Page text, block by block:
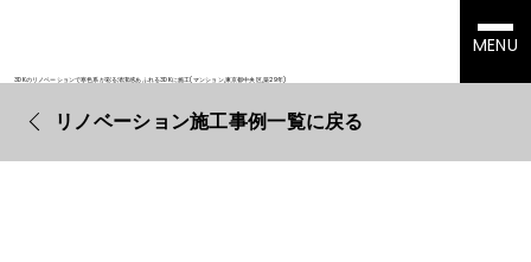
MENU
3DKのリノベーションで寒色系が彩る清潔感あふれる3DKに施工(マンション,東京都中央区,築29年)
リノベーション施工事例一覧に戻る